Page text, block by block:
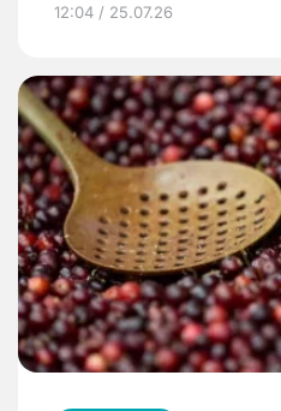
12:04 / 25.07.26